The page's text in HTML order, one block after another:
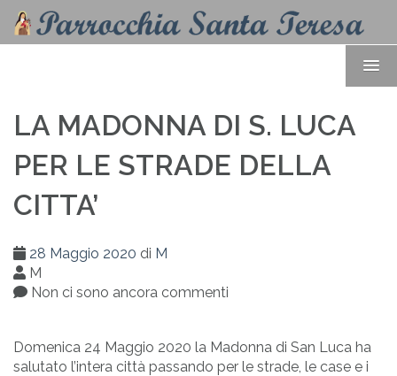
LA MADONNA DI S. LUCA
PER LE STRADE DELLA
CITTA’
28 Maggio 2020 di M
M
Non ci sono ancora commenti
Domenica 24 Maggio 2020 la Madonna di San Luca ha
salutato l’intera città passando per le strade, le case e i